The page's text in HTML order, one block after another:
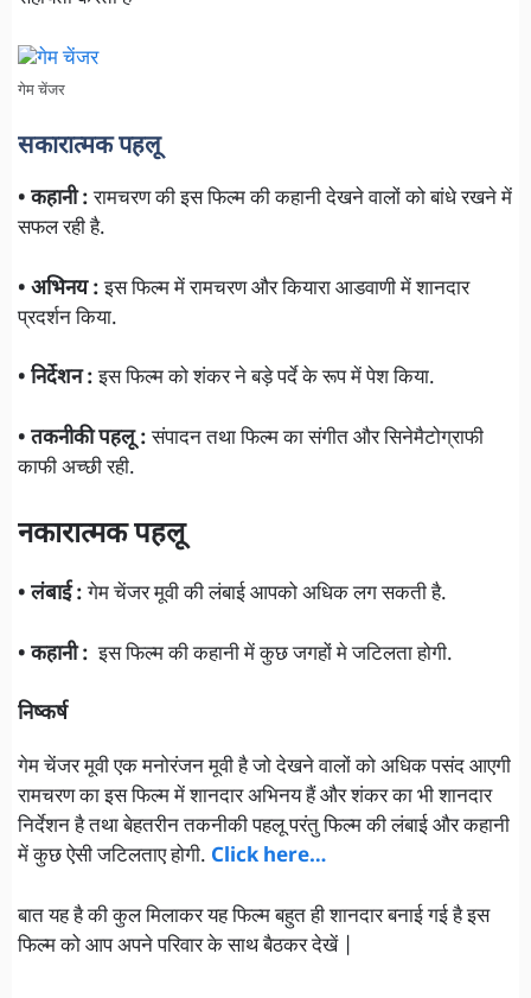
गेम चेंजर
सकारात्मक पहलू
• कहानी :रामचरण की इस फिल्म की कहानी देखने वालों को बांधे रखने में
सफल रही है.
• अभिनय :इस फिल्म में रामचरण और कियारा आडवाणी में शानदार
प्रदर्शन किया.
• निर्देशन :इस फिल्म को शंकर ने बड़े पर्दे के रूप में पेश किया.
• तकनीकी पहलू :संपादन तथा फिल्म का संगीत और सिनेमैटोग्राफी
काफी अच्छी रही.
नकारात्मक पहलू
• लंबाई :गेम चेंजर मूवी की लंबाई आपको अधिक लग सकती है.
• कहानी : इस फिल्म की कहानी में कुछ जगहों मे जटिलता होगी.
निष्कर्ष
गेम चेंजर मूवी एक मनोरंजन मूवी है जो देखने वालों को अधिक पसंद आएगी
रामचरण का इस फिल्म में शानदार अभिनय हैं और शंकर का भी शानदार
निर्देशन है तथा बेहतरीन तकनीकी पहलू परंतु फिल्म की लंबाई और कहानी
में कुछ ऐसी जटिलताए होगी. Click here…
बात यह है की कुल मिलाकर यह फिल्म बहुत ही शानदार बनाई गई है इस
फिल्म को आप अपने परिवार के साथ बैठकर देखें |